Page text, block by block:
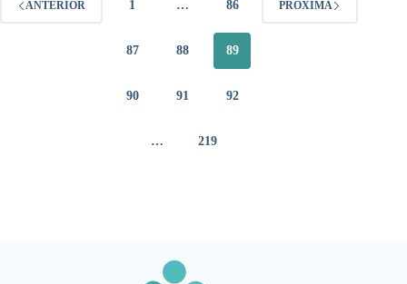
ANTERIOR 1 … 86
87 88 89
90 91 92
… 219
PRÓXIMA